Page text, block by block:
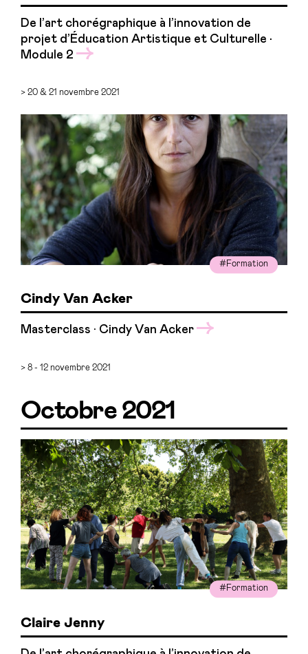
De l’art chorégraphique à l’innovation de
projet d’Éducation Artistique et Culturelle •
Module 2
> 20 & 21 novembre 2021
#Formation
Cindy Van Acker
Masterclass · Cindy Van Acker
> 8 - 12 novembre 2021
Octobre 2021
#Formation
Claire Jenny